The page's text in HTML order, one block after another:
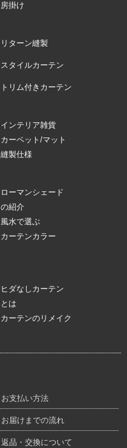
房掛け
リターン縫製
スタイルカーテン
トリム付きカーテン
インテリア雑貨
カーペット/マット
縫製仕様
ローマンシェード
の紹介
風水で選ぶ
カーテンカラー
ヒダなしカーテン
とは
カーテンのリメイク
お支払い方法
お届けまでの流れ
返品・交換について